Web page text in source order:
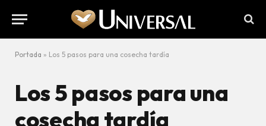
Portada » Los 5 pasos para una cosecha tardía
Los 5 pasos para una
cosecha tardía